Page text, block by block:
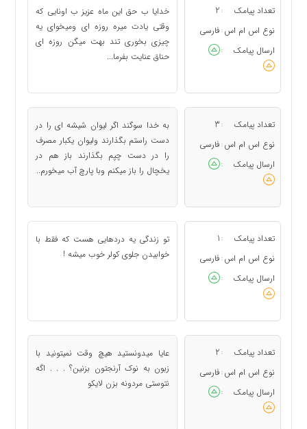
تعداد پیامک :
2
نوع اس ام اس : فارسی
ارسال پیامک
:
خدایا ب حق این ماه عزیز ب اونایی که
وقتی یادت میره روزه ای ومیخوای یه
چیزی بخوری تند بهت میگن روزه ای
حناق عنایت بفرما...
تعداد پیامک :
3
نوع اس ام اس : فارسی
ارسال پیامک
:
به خدا سوگند اگر لیوان شیشه ای را در
دست راستم بگذارند ولیوان یکبار مصرف
را در دست چپم بگذارند باز هم در
یخچال را باز میکنم وبا پارچ آب میخورم..
تعداد پیامک :
1
نوع اس ام اس : فارسی
ارسال پیامک
:
تو زندگی یه دردهایی هست که فقط با
خوابیدن جلوی کولر خوب میشه !
تعداد پیامک :
2
نوع اس ام اس : فارسی
ارسال پیامک
:
عایا میدونستید هیچ وقت نمیتونید با
زبون به نوک آرنجتون بزنین؟ . . . اگه
نتوستی مردونه بزن لایکو